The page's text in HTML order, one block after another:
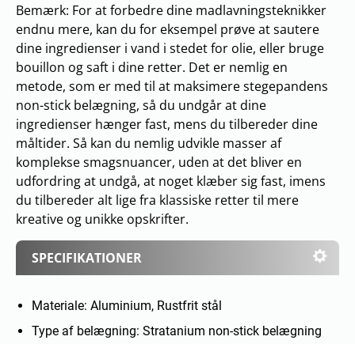
SPECIFIKATIONER
Materiale: Aluminium, Rustfrit stål
Type af belægning: Stratanium non-stick belægning
Bemærk: For at forbedre dine madlavningsteknikker
endnu mere, kan du for eksempel prøve at sautere
dine ingredienser i vand i stedet for olie, eller bruge
bouillon og saft i dine retter. Det er nemlig en
metode, som er med til at maksimere stegepandens
non-stick belægning, så du undgår at dine
ingredienser hænger fast, mens du tilbereder dine
måltider. Så kan du nemlig udvikle masser af
komplekse smagsnuancer, uden at det bliver en
udfordring at undgå, at noget klæber sig fast, imens
du tilbereder alt lige fra klassiske retter til mere
kreative og unikke opskrifter.